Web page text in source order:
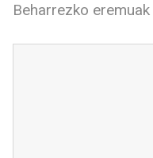
Beharrezko eremuak